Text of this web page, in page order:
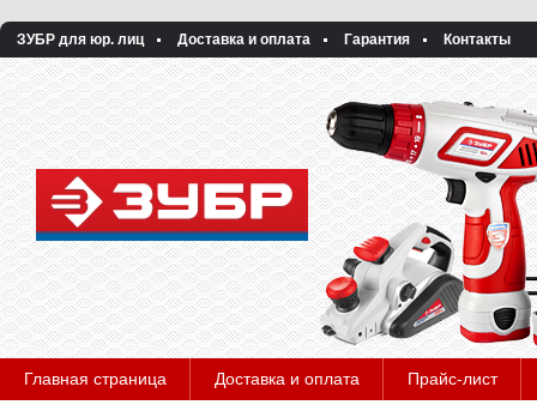
ЗУБР для юр. лиц Доставка и оплата Гарантия Контакты
Главная страница Доставка и оплата Прайс-лист